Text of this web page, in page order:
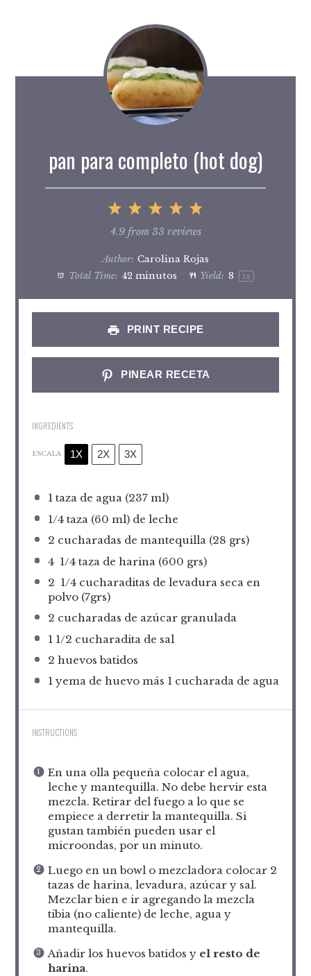
pan para completo (hot dog)
4
Stars
3
Stars
2
Stars
1
Star
4.9from 33 reviews
Author: Carolina Rojas
Total Time: 42 minutos Yield: 8 1 x
PRINT RECIPE
PINEAR RECETA
INGREDIENTS
ESCALA 1X 2X 3X
1taza de agua (237ml)
1/4taza (60 ml) de leche
2 cucharadas de mantequilla (28 grs)
41/4 taza de harina (600 grs)
2 1/4 cucharaditas de levadura seca en
polvo (7grs)
2 cucharadas de azúcar granulada
1 1/2 cucharadita de sal
2 huevos batidos
1yema de huevo más 1 cucharada de agua
INSTRUCTIONS
En una olla pequeña colocar el agua,
leche y mantequilla. No debe hervir esta
mezcla. Retirar del fuego a lo que se
empiece a derretir la mantequilla. Si
gustan también pueden usar el
microondas, por un minuto.
Luego en un bowl o mezcladora colocar 2
tazas de harina, levadura, azúcar y sal.
Mezclar bien e ir agregando la mezcla
tibia (no caliente) de leche, agua y
mantequilla.
Añadir los huevos batidos y el resto de
harina.